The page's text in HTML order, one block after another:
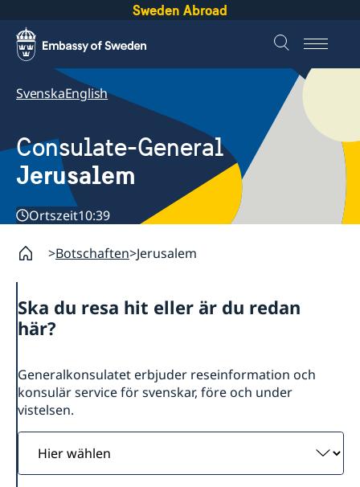
Sweden Abroad
SvenskaEnglish
Consulate-General
Jerusalem
Ortszeit10:39
Botschaften Jerusalem
Ska du resa hit eller är du redan
här?
Generalkonsulatet erbjuder reseinformation och
konsulär service för svenskar, före och under
vistelsen.
Hier
wählen